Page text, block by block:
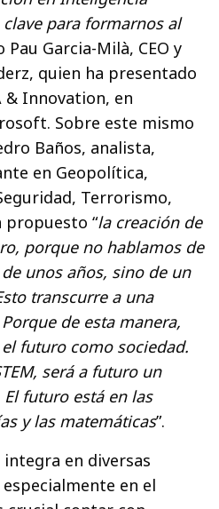
para formarnos al
Pau Garcia-Milà, CEO y
quien ha presentado
& Innovation, en
Sobre este mismo
Baños, analista,
en Geopolítica,
Terrorismo,
propuesto “la creación de
porque no hablamos de
unos años, sino de un
transcurre a una
de esta manera,
futuro como sociedad.
será a futuro un
futuro está en las
y las matemáticas”.
en diversas
en el